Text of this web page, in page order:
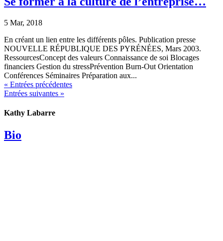
5 Mar, 2018
En créant un lien entre les différents pôles. Publication presse
NOUVELLE RÉPUBLIQUE DES PYRÉNÉES, Mars 2003.
RessourcesConcept des valeurs Connaissance de soi Blocages
financiers Gestion du stressPrévention Burn-Out Orientation
Conférences Séminaires Préparation aux...
« Entrées précédentes
Entrées suivantes »
Kathy Labarre
Bio